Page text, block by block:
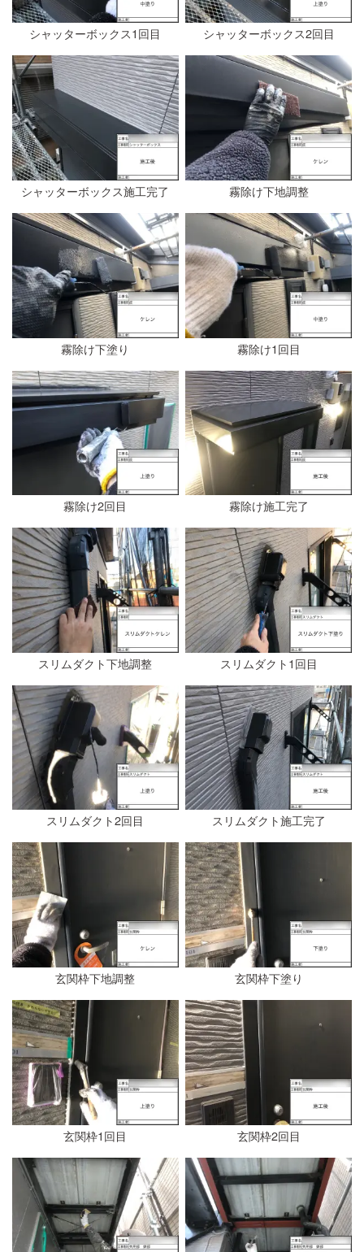
シャッターボックス1回目 シャッターボックス2回目
シャッターボックス施工完了 霧除け下地調整
霧除け下塗り 霧除け1回目
霧除け2回目 霧除け施工完了
スリムダクト下地調整 スリムダクト1回目
スリムダクト2回目 スリムダクト施工完了
玄関枠下地調整 玄関枠下塗り
玄関枠1回目 玄関枠2回目